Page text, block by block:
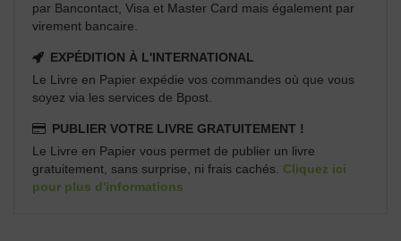
par Bancontact, Visa et Master Card mais également par
virement bancaire.
EXPÉDITION À L'INTERNATIONAL
Le Livre en Papier expédie vos commandes où que vous
soyez via les services de Bpost.
PUBLIER VOTRE LIVRE GRATUITEMENT !
Le Livre en Papier vous permet de publier un livre
gratuitement, sans surprise, ni frais cachés. Cliquez ici
pour plus d'informations